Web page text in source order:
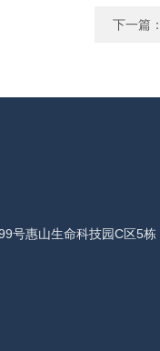
下一篇
号惠山生命科技园C区5栋